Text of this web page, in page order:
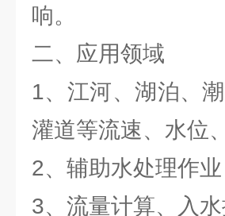
响。
二、应用领域
1、江河、湖泊、
灌道等流速、水位
2、辅助水处理作
3、流量计算、入